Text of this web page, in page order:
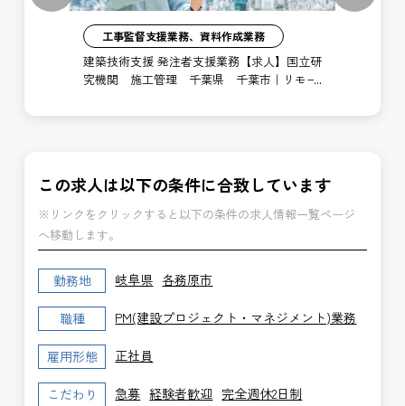
工事監督支援業務、資料作成業務
建築技術支援 発注者支援業務【求人】国立研
究機関 施工管理 千葉県 千葉市｜リモー
この求人は以下の条件に合致しています
※リンクをクリックすると以下の条件の求人情報一覧ページ
へ移動します。
勤務地 岐阜県 各務原市
職種 PM(建設プロジェクト・マネジメント)業務
雇用形態 正社員
こだわり 急募 経験者歓迎 完全週休2日制